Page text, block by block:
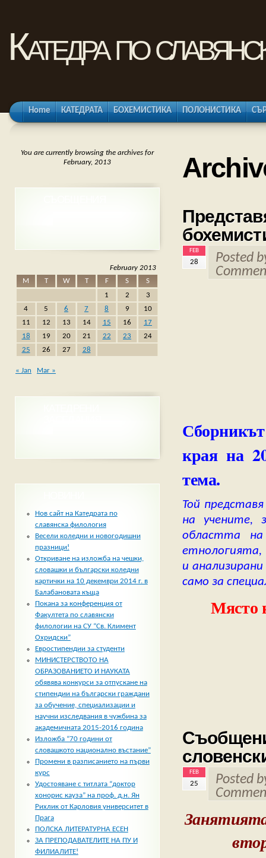
Катедра по
Home КАТЕДРАТА БОХЕМИСТИКА ПОЛОНИСТИКА
FEB
28
Posted
края на
тема.
Той
на учените,
областта на
етнологията,
и
само за
Място
FEB
25
Posted
You are currently browsing the archives for
February, 2013
February 2013
M
T W T F S
S
1
2
3
4
5 6 7 8 9
10
11
12 13 14 15 16
17
18
19 20 21 22 23
24
25
26 27 28
« Jan Mar »
Нов сайт на Катедрата по
славянска филология
Весели коледни и новогодишни
празници!
Откриване на изложба на чешки,
словашки и български коледни
картички на 10 декември 2014 г. в
Балабановата къща
Покана за конференция от
Факултета по славянски
филологии на СУ “Св. Климент
Охридски”
Евростипендии за студенти
МИНИСТЕРСТВОТО НА
ОБРАЗОВАНИЕТО И НАУКАТА
обявява конкурси за отпускане на
стипендии на български граждани
за обучение, специализации и
научни изследвания в чужбина за
академичната 2015-2016 година
Изложба “70 години от
словашкото национално въстание”
Промени в разписанието на първи
курс
Удостояване с титлата “доктор
хонорис кауза” на проф. д.н. Ян
Рихлик от Карловия университет в
Прага
ПОЛСКА ЛИТЕРАТУРНА ЕСЕН
ЗА ПРЕПОДАВАТЕЛИТЕ НА ПУ И
ФИЛИАЛИТЕ!